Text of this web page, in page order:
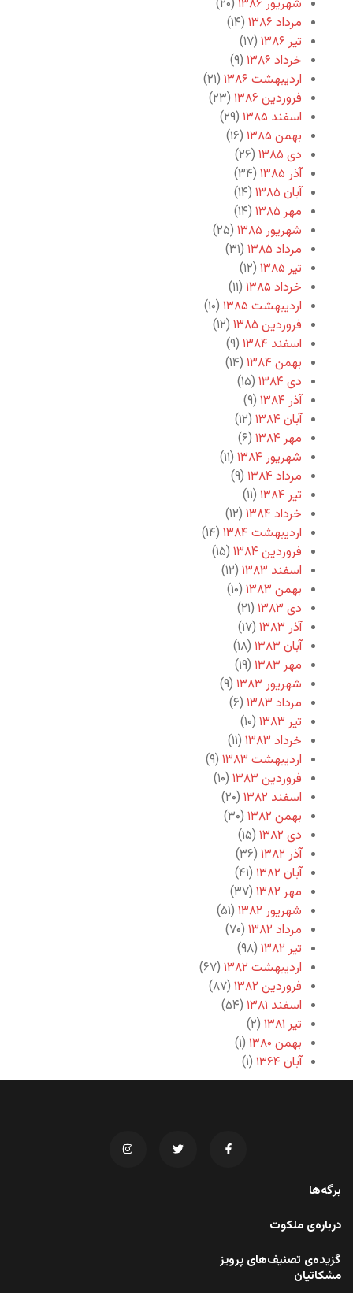
شهریور ۱۳۸۶
(۲۰)
مرداد ۱۳۸۶
(۱۴)
تیر ۱۳۸۶
(۱۷)
خرداد ۱۳۸۶
(۹)
اردیبهشت ۱۳۸۶
(۲۱)
فروردین ۱۳۸۶
(۲۳)
اسفند ۱۳۸۵
(۲۹)
بهمن ۱۳۸۵
(۱۶)
دی ۱۳۸۵
(۲۶)
آذر ۱۳۸۵
(۳۴)
آبان ۱۳۸۵
(۱۴)
مهر ۱۳۸۵
(۱۴)
شهریور ۱۳۸۵
(۲۵)
مرداد ۱۳۸۵
(۳۱)
تیر ۱۳۸۵
(۱۲)
خرداد ۱۳۸۵
(۱۱)
اردیبهشت ۱۳۸۵
(۱۰)
فروردین ۱۳۸۵
(۱۲)
اسفند ۱۳۸۴
(۹)
بهمن ۱۳۸۴
(۱۴)
دی ۱۳۸۴
(۱۵)
آذر ۱۳۸۴
(۹)
آبان ۱۳۸۴
(۱۲)
مهر ۱۳۸۴
(۶)
شهریور ۱۳۸۴
(۱۱)
مرداد ۱۳۸۴
(۹)
تیر ۱۳۸۴
(۱۱)
خرداد ۱۳۸۴
(۱۲)
اردیبهشت ۱۳۸۴
(۱۴)
فروردین ۱۳۸۴
(۱۵)
اسفند ۱۳۸۳
(۱۲)
بهمن ۱۳۸۳
(۱۰)
دی ۱۳۸۳
(۲۱)
آذر ۱۳۸۳
(۱۷)
آبان ۱۳۸۳
(۱۸)
مهر ۱۳۸۳
(۱۹)
شهریور ۱۳۸۳
(۹)
مرداد ۱۳۸۳
(۶)
تیر ۱۳۸۳
(۱۰)
خرداد ۱۳۸۳
(۱۱)
اردیبهشت ۱۳۸۳
(۹)
فروردین ۱۳۸۳
(۱۰)
اسفند ۱۳۸۲
(۲۰)
بهمن ۱۳۸۲
(۳۰)
دی ۱۳۸۲
(۱۵)
آذر ۱۳۸۲
(۳۶)
آبان ۱۳۸۲
(۴۱)
مهر ۱۳۸۲
(۳۷)
شهریور ۱۳۸۲
(۵۱)
مرداد ۱۳۸۲
(۷۰)
تیر ۱۳۸۲
(۹۸)
اردیبهشت ۱۳۸۲
(۶۷)
فروردین ۱۳۸۲
(۸۷)
اسفند ۱۳۸۱
(۵۴)
تیر ۱۳۸۱
(۲)
بهمن ۱۳۸۰
(۱)
آبان ۱۳۶۴
(۱)
برگه‌ها
درباره‌ی ملکوت
گزیده‌ی تصنیف‌های پرویز
مشکاتیان